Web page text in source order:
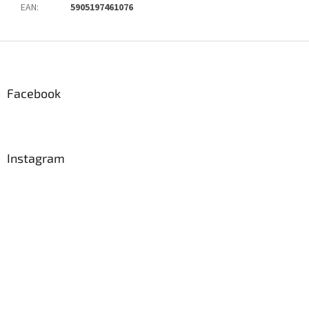
EAN: 5905197461076
Facebook
Instagram